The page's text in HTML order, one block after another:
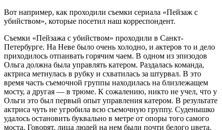
Вот например, как проходили съемки сериала «Пейзаж с
убийством», которые посетил наш корреспондент.
Съемки «Пейзажа с убийством» проходили в Санкт-
Петербурге. На Неве было очень холодно, и актеров то и дело
приходилось отпаивать горячим чаем. В одном из эпизодов
Ольга должна была управлять катером. Раздалась команда,
актриса метнулась в рубку и схватилась за штурвал. В это
время часть съемочной группы находилась на близлежащем
мосту, а другая — в трюме. К сожалению, никто не учел, что у
Ольги это был первый опыт управления катером. В результате
актриса чуть не угробила всю съемочную группу. Суденышко
удалось остановить буквально в метре от опоры того самого
моста. Говорят, лица людей на нем были почти белого цвета.